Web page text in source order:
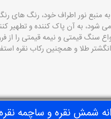
منبع نور اطراف خود، رنگ های
شود، به آن پاک کننده و تطهیر
سنگ قیمتی و نیمه قیمتی را از
طلا و همچنین رکاب نقره
شمش نقره و ساچمه